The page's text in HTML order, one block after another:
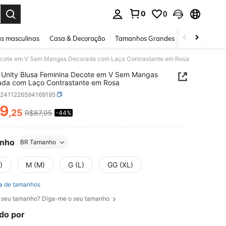
0 0
masculinas Casa & Decoração Tamanhos Grandes Joias e
em V Sem Mangas Decorada com Laço Contrastante em Rosa
Unity Blusa Feminina Decote em V Sem Mangas
com Laço Contrastante em Rosa
AND AVAILABILITY
,25 R$87,95 -44%
BR Tamanho
M (M) G (L) GG (XL)
de tamanhos
seu tamanho? Diga-me o seu tamanho
por